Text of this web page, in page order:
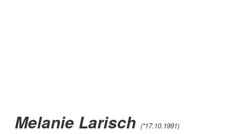
Melanie Larisch(*17.10.1991)